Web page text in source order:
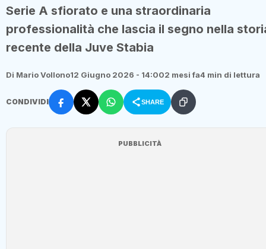
Serie A sfiorato e una straordinaria
professionalità che lascia il segno nella
recente della Juve Stabia
Di Mario Vollono12 Giugno 2026 - 14:002 mesi fa4 min di lettura
CONDIVIDI SHARE
PUBBLICITÀ